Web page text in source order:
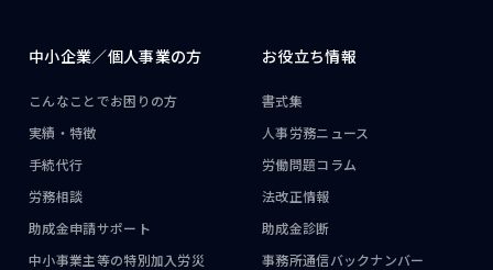
中小企業／個人事業の方
こんなことでお困りの方
実績・特徴
手続代行
労務相談
助成金申請サポート
中小事業主等の特別加入労災
お役立ち情報
書式集
人事労務ニュース
労働問題コラム
法改正情報
助成金診断
事務所通信バックナンバー